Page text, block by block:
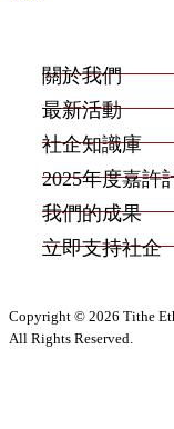
關於我們
最新活動
社企知識庫
2025年度嘉許
我們的成果
立即支持社企
Copyright © 2026 Tithe
All Rights Reserved.